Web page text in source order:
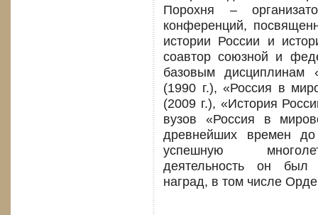
Порохня –
конференций,
истории России и
соавтор союзной и
базовым дисциплинам
(1990 г.), «Россия в
(2009 г.), «История
вузов «Россия в
древнейших времен
успешную
деятельность он был
наград, в том числе